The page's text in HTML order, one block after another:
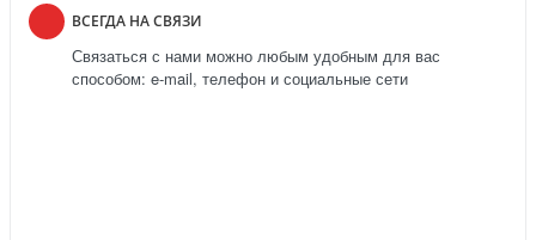
ВСЕГДА НА СВЯЗИ
Связаться с нами можно любым удобным для вас
способом: e-mail, телефон и социальные сети